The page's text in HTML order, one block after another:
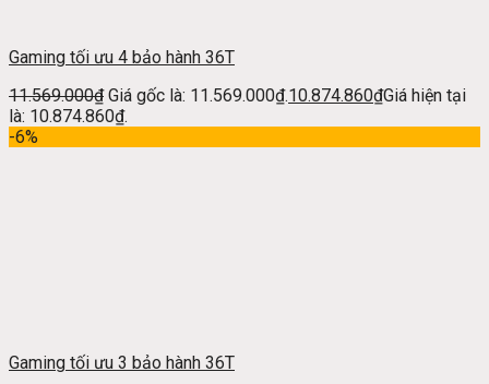
Gaming tối ưu 4 bảo hành 36T
11.569.000₫ Giá gốc là: 11.569.000₫.10.874.860₫Giá hiện tại
là: 10.874.860₫.
-6%
Gaming tối ưu 3 bảo hành 36T